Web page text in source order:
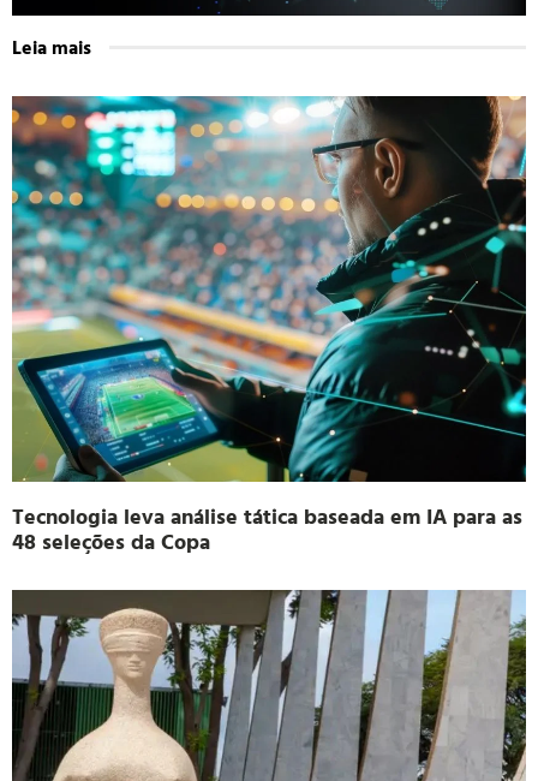
Leia mais
Tecnologia leva análise tática baseada em IA para as
48 seleções da Copa